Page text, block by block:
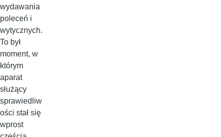
wydawania
poleceń i
wytycznych.
To był
moment, w
którym
aparat
służący
sprawiedliw
ości stał się
wprost